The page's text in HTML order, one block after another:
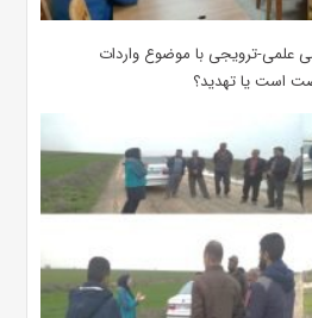
علمی-ترویجی با موضوع واردات
است یا تهدید؟